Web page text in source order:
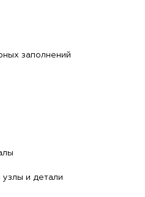
заполнений
и детали